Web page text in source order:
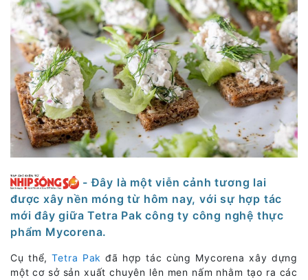
- Đây là một viễn cảnh tương lai
được xây nền móng từ hôm nay, với sự hợp tác
mới đây giữa Tetra Pak công ty công nghệ thực
phẩm Mycorena.
Cụ thể,Tetra Pak đã hợp tác cùng Mycorena xây dựng
một cơ sở sản xuất chuyên lên men nấm nhằm tạo ra các